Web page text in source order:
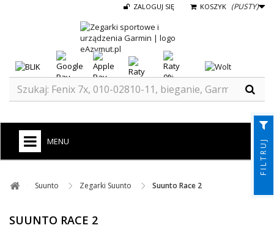
KOSZYK (PUSTY)
ZALOGUJ SIĘ
MENU
ZEGARKI DLA DZIECI GARMIN
Suunto ​ Zegarki Suunto ​ Suunto Race 2
SUUNTO RACE 2
FILTRUJ